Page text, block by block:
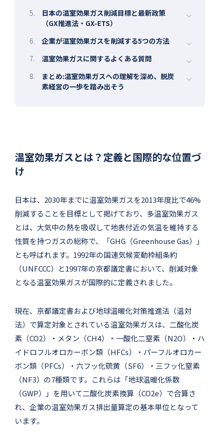
5.
日本の温室効果ガス削減目標と最新政策
（GX推進法・GX-ETS）
6.
企業が温室効果ガスを削減する5つの方法
7.
温室効果ガスに関するよくある質問
8.
まとめ:温室効果ガスへの理解を深め、脱炭
素経営の一歩を踏み出そう
温室効果ガスとは？定義と国際的な位置づ
け
日本は、2030年までに温室効果ガスを2013年度比で46%
削減することを目標として掲げており、多温室効果ガス
とは、大気中の熱を吸収して地表付近の気温を維持する
性質を持つガスの総称で、「GHG（Greenhouse Gas）」
とも呼ばれます。1992年の国連気候変動枠組条約
（UNFCCC）と1997年の京都議定書において、削減対象
となる温室効果ガスが国際的に定義されました。
現在、京都議定書および地球温暖化対策推進法（温対
法）で算定対象とされている温室効果ガスは、二酸化炭
素（CO2）・メタン（CH4）・一酸化二窒素（N2O）・ハ
イドロフルオロカーボン類（HFCs）・パーフルオロカー
ボン類（PFCs）・六フッ化硫黄（SF6）・三フッ化窒素
（NF3）の7種類です。これらは「地球温暖化係数
（GWP）」を用いて二酸化炭素換算（CO2e）で合算さ
れ、企業の温室効果ガス排出量算定の基本単位となって
います。